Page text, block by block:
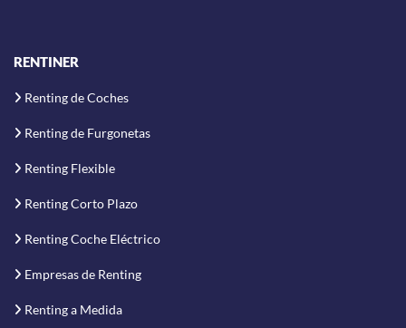
RENTINER
Renting de Coches
Renting de Furgonetas
Renting Flexible
Renting Corto Plazo
Renting Coche Eléctrico
Empresas de Renting
Renting a Medida